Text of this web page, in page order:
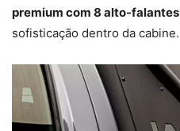
premium com 8 alto-falantes
sofisticação dentro da cabine.